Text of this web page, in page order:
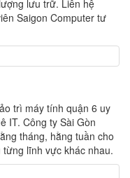
lưu trữ. Liên hệ
Saigon Computer tư
trì máy tính quận 6 uy
IT. Công ty Sài Gòn
tháng, hằng tuần cho
lĩnh vực khác nhau.